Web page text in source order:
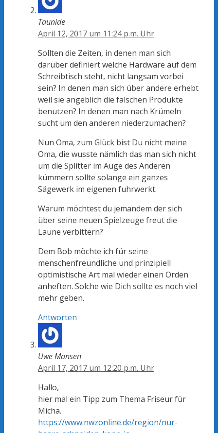
Taunide
April 12, 2017 um 11:24 p.m. Uhr
Sollten die Zeiten, in denen man sich
darüber definiert welche Hardware auf dem
Schreibtisch steht, nicht langsam vorbei
sein? In denen man sich über andere erhebt
weil sie angeblich die falschen Produkte
benutzen? In denen man nach Krümeln
sucht um den anderen niederzumachen?
Nun Oma, zum Glück bist Du nicht meine
Oma, die wusste nämlich das man sich nicht
um die Splitter im Auge des Anderen
kümmern sollte solange ein ganzes
Sägewerk im eigenen fuhrwerkt.
Warum möchtest du jemandem der sich
über seine neuen Spielzeuge freut die
Laune verbittern?
Dem Bob möchte ich für seine
menschenfreundliche und prinzipiell
optimistische Art mal wieder einen Orden
anheften. Solche wie Dich sollte es noch viel
mehr geben.
Antworten
Uwe Mansen
April 17, 2017 um 12:20 p.m. Uhr
Hallo,
hier mal ein Tipp zum Thema Friseur für
Micha.
https://www.nwzonline.de/region/nur-